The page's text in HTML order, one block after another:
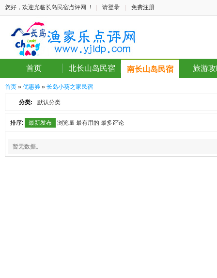
您好，欢迎光临长岛民宿点评网 ！ 请登录 免费注册
首页 北长山岛民宿 南长山岛民宿 旅游
首页 » 优惠券 » 长岛小葵之家民宿
分类: 默认分类
排序: 最新发布 浏览量 最有用的 最多评论
暂无数据。